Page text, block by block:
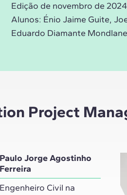
Edição de novembro de 2024
Alunos: Énio Jaime Guite,
Eduardo Diamante
Project
Paulo Jorge Agostinho
Ferreira
Engenheiro Civil na